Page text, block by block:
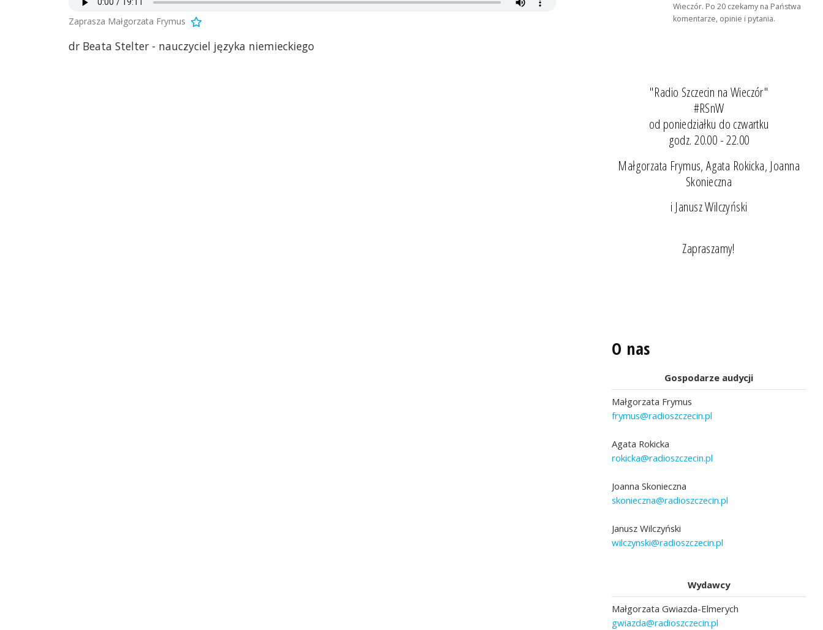
Zaprasza Małgorzata Frymus
dr Beata Stelter - nauczyciel języka niemieckiego
Wieczór. Po 20 czekamy na Państwa
komentarze, opinie i pytania.
"Radio Szczecin na Wieczór"
#RSnW
od poniedziałku do czwartku
godz. 20.00 - 22.00
Małgorzata Frymus, Agata Rokicka, Joanna
Skonieczna
i Janusz Wilczyński
Zapraszamy!
O nas
Gospodarze audycji
Małgorzata Frymus
frymus@radioszczecin.pl
Agata Rokicka
rokicka@radioszczecin.pl
Joanna Skonieczna
skonieczna@radioszczecin.pl
Janusz Wilczyński
wilczynski@radioszczecin.pl
Wydawcy
Małgorzata Gwiazda-Elmerych
gwiazda@radioszczecin.pl